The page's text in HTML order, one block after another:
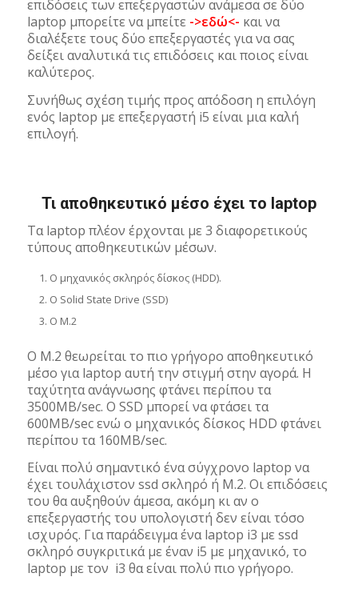
επιδόσεις των επεξεργαστών ανάμεσα σε δύο
laptop μπορείτε να μπείτε ->εδώ<- και να
διαλέξετε τους δύο επεξεργαστές για να σας
δείξει αναλυτικά τις επιδόσεις και ποιος είναι
καλύτερος.
Συνήθως σχέση τιμής προς απόδοση η επιλόγη
ενός laptop με επεξεργαστή i5 είναι μια καλή
επιλογή.
Τι αποθηκευτικό μέσο έχει το laptop
Τα laptop πλέον έρχονται με 3 διαφορετικούς
τύπους αποθηκευτικών μέσων.
Ο μηχανικός σκληρός δίσκος (HDD).
Ο Solid State Drive (SSD)
O Μ.2
Ο Μ.2 θεωρείται το πιο γρήγορο αποθηκευτικό
μέσο για laptop αυτή την στιγμή στην αγορά. H
ταχύτητα ανάγνωσης φτάνει περίπου τα
3500MB/sec. Ο SSD μπορεί να φτάσει τα
600MB/sec ενώ ο μηχανικός δίσκος HDD φτάνει
περίπου τα 160MB/sec.
Είναι πολύ σημαντικό ένα σύγχρονο laptop να
έχει τουλάχιστον ssd σκληρό ή M.2. Οι επιδόσεις
του θα αυξηθούν άμεσα, ακόμη κι αν ο
επεξεργαστής του υπολογιστή δεν είναι τόσο
ισχυρός. Για παράδειγμα ένα laptop i3 με ssd
σκληρό συγκριτικά με έναν i5 με μηχανικό, το
laptop με τον i3 θα είναι πολύ πιο γρήγορο.